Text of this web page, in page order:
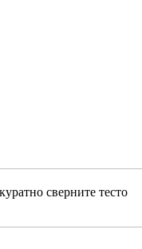
сверните тесто